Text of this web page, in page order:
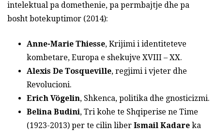
intelektual pa domethenie, pa permbajtje dhe pa
bosht botekuptimor (2014):
Anne-Marie Thiesse, Krijimi i identiteteve
kombetare, Europa e shekujve XVIII – XX.
Alexis De Tosqueville, regjimi i vjeter dhe
Revolucioni.
Erich Vögelin, Shkenca, politika dhe gnosticizmi.
Belina Budini, Tri kohe te Shqiperise ne Time
(1923-2013) per te cilin liber Ismail Kadare ka